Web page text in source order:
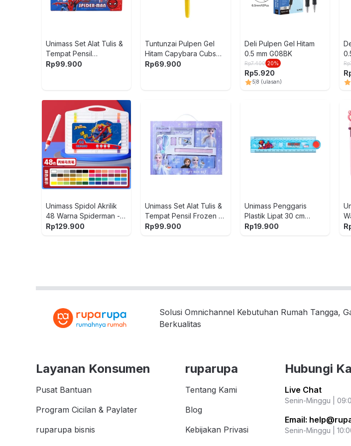
Unimass Set Alat Tulis &
Tempat Pensil
Spiderman V2 -
Rp99.900
Tuntunzai Pulpen Gel
Hitam Capybara Cubs
Fuzzy
Rp69.900
Deli Pulpen Gel Hitam
0.5 mm G08BK
Rp7.400 20%
Rp5.920
5 8 (ulasan)
Rp
Unimass Spidol Akrilik
48 Warna Spiderman -
Mix
Rp129.900
Unimass Set Alat Tulis &
Tempat Pensil Frozen -
Biru/Ungu
Rp99.900
Unimass Penggaris
Plastik Lipat 30 cm
Spiderman - Biru
Rp19.900
Solusi Omnichannel Kebutuhan Rumah Tangga,
Berkualitas
Layanan Konsumen
Pusat Bantuan
Program Cicilan & Paylater
ruparupa bisnis
ruparupa
Tentang Kami
Blog
Kebijakan Privasi
Hubungi
Live Chat
Senin-Minggu |
Email:
Senin-Minggu |